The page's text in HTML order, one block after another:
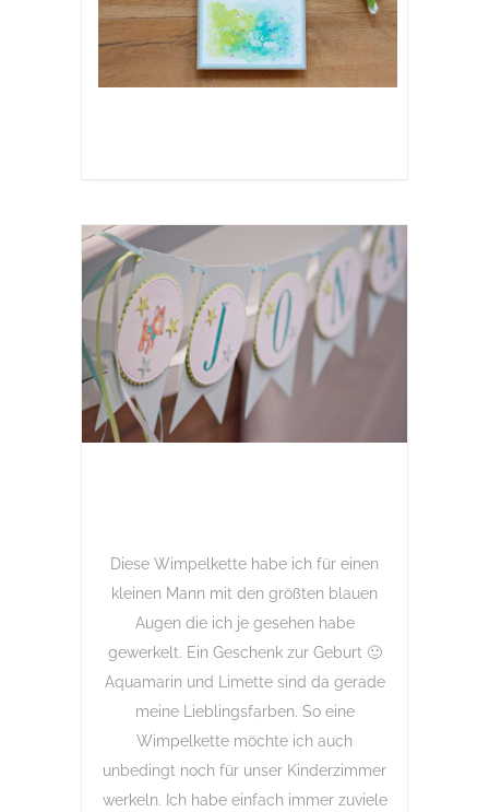
Diese Wimpelkette habe ich für einen
kleinen Mann mit den größten blauen
Augen die ich je gesehen habe
gewerkelt. Ein Geschenk zur Geburt 🙂
Aquamarin und Limette sind da gerade
meine Lieblingsfarben. So eine
Wimpelkette möchte ich auch
unbedingt noch für unser Kinderzimmer
werkeln. Ich habe einfach immer zuviele